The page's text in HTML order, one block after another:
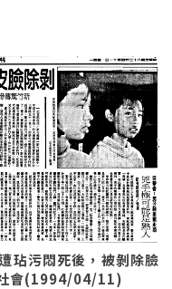
玷污悶死後，被剝除臉
會(1994/04/11)